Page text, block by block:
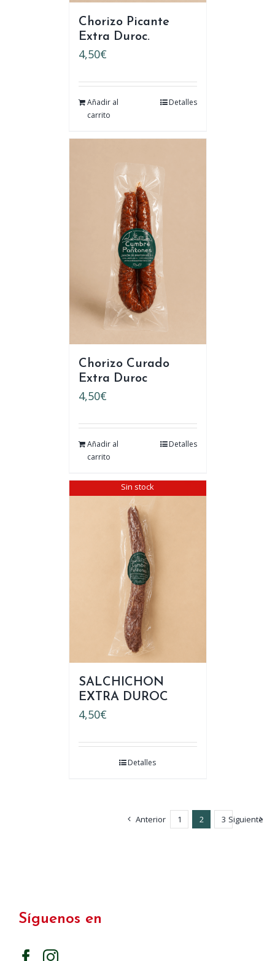
Chorizo Picante
Extra Duroc.
4,50€
Añadir al
carrito
Detalles
Chorizo Curado
Extra Duroc
4,50€
Añadir al
carrito
Detalles
Sin stock
SALCHICHON
EXTRA DUROC
4,50€
Detalles
Anterior 1 2 3 Siguiente
Síguenos en